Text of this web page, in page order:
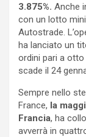
3.875%. Anche
con un lotto
Autostrade.
ha lanciato un
ordini pari a
scade il 24
Sempre nello
France, la
Francia, ha
avverrà in